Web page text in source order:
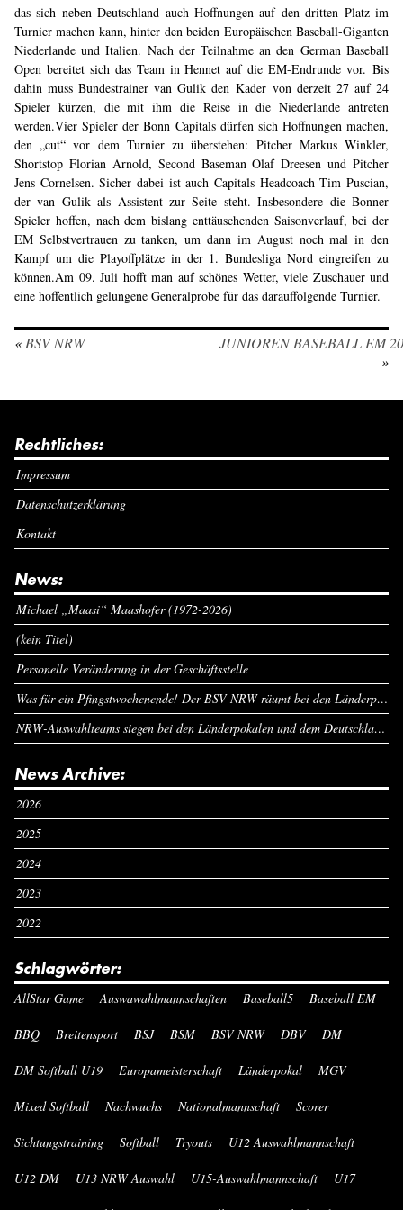
das sich neben Deutschland auch Hoffnungen auf den dritten Platz im
Turnier machen kann, hinter den beiden Europäischen Baseball-Giganten
Niederlande und Italien. Nach der Teilnahme an den German Baseball
Open bereitet sich das Team in Hennet auf die EM-Endrunde vor. Bis
dahin muss Bundestrainer van Gulik den Kader von derzeit 27 auf 24
Spieler kürzen, die mit ihm die Reise in die Niederlande antreten
werden.Vier Spieler der Bonn Capitals dürfen sich Hoffnungen machen,
den „cut“ vor dem Turnier zu überstehen: Pitcher Markus Winkler,
Shortstop Florian Arnold, Second Baseman Olaf Dreesen und Pitcher
Jens Cornelsen. Sicher dabei ist auch Capitals Headcoach Tim Puscian,
der van Gulik als Assistent zur Seite steht. Insbesondere die Bonner
Spieler hoffen, nach dem bislang enttäuschenden Saisonverlauf, bei der
EM Selbstvertrauen zu tanken, um dann im August noch mal in den
Kampf um die Playoffplätze in der 1. Bundesliga Nord eingreifen zu
können.Am 09. Juli hofft man auf schönes Wetter, viele Zuschauer und
eine hoffentlich gelungene Generalprobe für das darauffolgende Turnier.
«BSV NRW
JUNIOREN BASEBALL EM
»
Rechtliches:
Impressum
Datenschutzerklärung
Kontakt
News:
Michael „Maasi“ Maashofer (1972-2026)
(kein Titel)
Personelle Veränderung in der Geschäftsstelle
Was für ein Pfingstwochenende! Der BSV NRW räumt bei den Länderpokalen ab
NRW-Auswahlteams siegen bei den Länderpokalen und dem Deutschlandcup an Pfingsten
News Archive:
2026
2025
2024
2023
2022
Schlagwörter:
AllStar Game Auswawahlmannschaften Baseball5 Baseball EM
BBQ Breitensport BSJ BSM BSV NRW DBV DM
DM Softball U19 Europameisterschaft Länderpokal MGV
Mixed Softball Nachwuchs Nationalmannschaft Scorer
Sichtungstraining Softball Tryouts U12 Auswahlmannschaft
U12 DM U13 NRW Auswahl U15-Auswahlmannschaft U17